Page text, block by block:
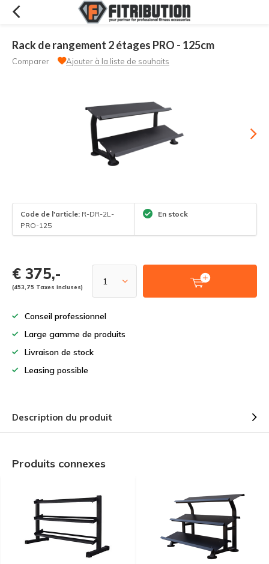
Rack de rangement 2 étages PRO - 125cm
Comparer Ajouter à la liste de souhaits
Code de l'article: R-DR-2L-
PRO-125
En stock
€ 375,-
(453,75 Taxes incluses)
Conseil professionnel
Large gamme de produits
Livraison de stock
Leasing possible
Description du produit
Produits connexes